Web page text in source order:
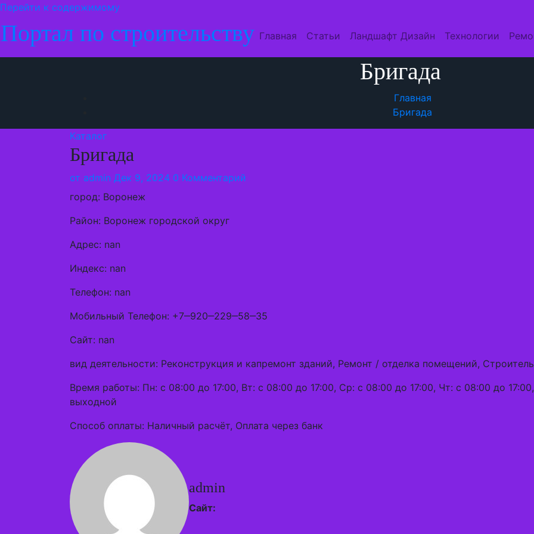
Перейти к содержимому
Портал по строительству Главная Статьи Ландшафт Дизайн Технологии
Бригада
Главная
Бригада
Каталог
Бригада
от admin Дек 9, 2024 0 Комментарий
город: Воронеж
Район: Воронеж городской округ
Адрес: nan
Индекс: nan
Телефон: nan
Мобильный Телефон: +7‒920‒229‒58‒35
Сайт: nan
вид деятельности: Реконструкция и капремонт зданий, Ремонт / отделка помещений,
Время работы: Пн: с 08:00 до 17:00, Вт: с 08:00 до 17:00, Ср: с 08:00 до 17:00, Чт: с 08:00 до
выходной
Способ оплаты: Наличный расчёт, Оплата через банк
admin
Сайт: